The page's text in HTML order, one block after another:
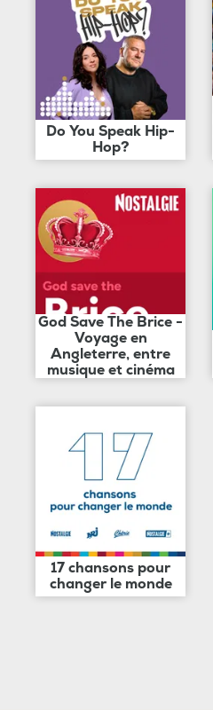
Do You Speak Hip-
Hop?
God Save The Brice -
Voyage en
Angleterre, entre
musique et cinéma
17 chansons pour
changer le monde